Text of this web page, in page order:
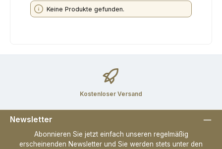
Keine Produkte gefunden.
Kostenloser Versand
Newsletter
Abonnieren Sie jetzt einfach unseren regelmäßig
erscheinenden Newsletter und Sie werden stets unter den